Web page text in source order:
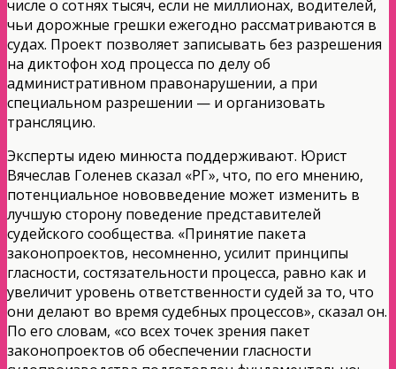
числе о сотнях тысяч, если не миллионах, водителей,
чьи дорожные грешки ежегодно рассматриваются в
судах. Проект позволяет записывать без разрешения
на диктофон ход процесса по делу об
административном правонарушении, а при
специальном разрешении — и организовать
трансляцию.
Эксперты идею минюста поддерживают. Юрист
Вячеслав Голенев сказал «РГ», что, по его мнению,
потенциальное нововведение может изменить в
лучшую сторону поведение представителей
судейского сообщества. «Принятие пакета
законопроектов, несомненно, усилит принципы
гласности, состязательности процесса, равно как и
увеличит уровень ответственности судей за то, что
они делают во время судебных процессов», сказал он.
По его словам, «со всех точек зрения пакет
законопроектов об обеспечении гласности